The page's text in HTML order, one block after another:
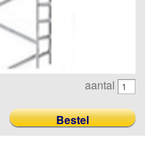
aantal